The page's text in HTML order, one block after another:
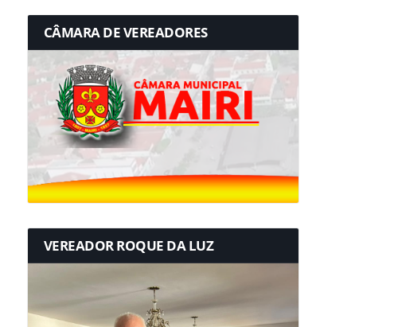
CÂMARA DE VEREADORES
VEREADOR ROQUE DA LUZ